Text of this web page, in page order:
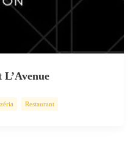
Restaurant